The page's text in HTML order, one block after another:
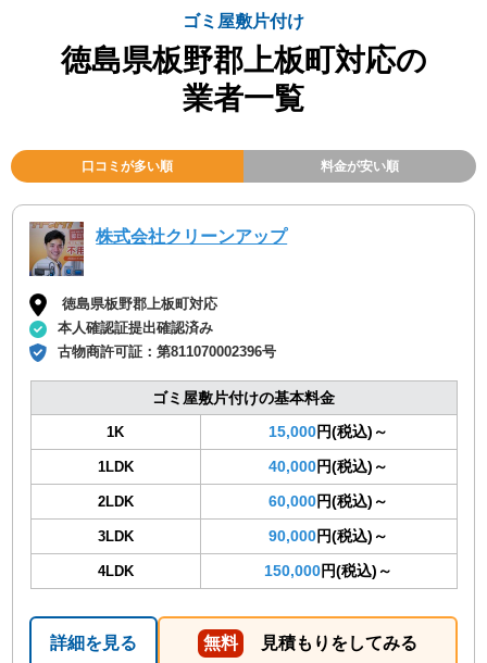
ゴミ屋敷片付け
徳島県板野郡上板町対応の
業者一覧
口コミが多い順 料金が安い順
株式会社クリーンアップ
徳島県板野郡上板町対応
本人確認証提出確認済み
古物商許可証：第811070002396号
ゴミ屋敷片付けの基本料金
1K 15,000円(税込)～
1LDK 40,000円(税込)～
2LDK 60,000円(税込)～
3LDK 90,000円(税込)～
4LDK 150,000円(税込)～
詳細を見る 無料 見積もりをしてみる